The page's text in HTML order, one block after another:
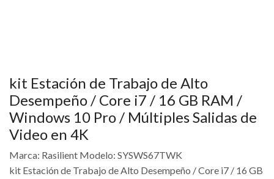
kit Estación de Trabajo de Alto
Desempeño / Core i7 / 16 GB RAM /
Windows 10 Pro / Múltiples Salidas de
Video en 4K
Marca: Rasilient Modelo: SYSWS67TWK
kit Estación de Trabajo de Alto Desempeño / Core i7 / 16 GB